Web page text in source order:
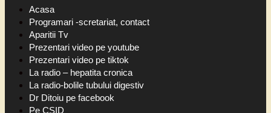
Acasa
Programari -scretariat, contact
Aparitii Tv
Prezentari video pe youtube
Prezentari video pe tiktok
La radio – hepatita cronica
La radio-bolile tubului digestiv
Dr Ditoiu pe facebook
Pe CSID